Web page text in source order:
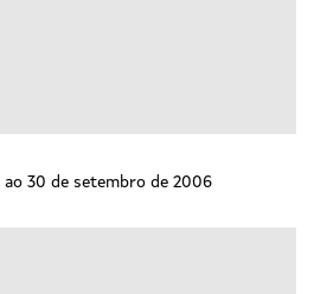
30 de setembro de 2006